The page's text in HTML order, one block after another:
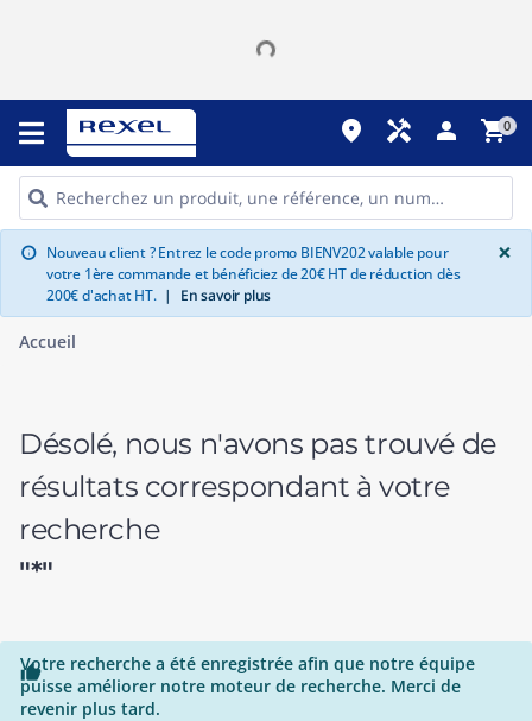
place handyman person shopping_cart0
info Nouveau client ? Entrez le code promo BIENV202 valable pour
votre 1ère commande et bénéficiez de 20€ HT de réduction dès
200€ d'achat HT. | En savoir plus
×
Accueil
Désolé, nous n'avons pas trouvé de
résultats correspondant à votre
recherche
"*"

Votre recherche a été enregistrée afin que notre équipe
puisse améliorer notre moteur de recherche. Merci de
revenir plus tard.